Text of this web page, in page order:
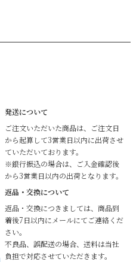
発送について
ご注文いただいた商品は、ご注文日
から起算して3営業日以内に出荷させ
ていただいております。
※銀行振込の場合は、ご入金確認後
から3営業日以内の出荷となります。
返品・交換について
返品・交換につきましては、商品到
着後7日以内にメールにてご連絡くだ
さい。
不良品、誤配送の場合、送料は当社
負担で対応させていただきます。